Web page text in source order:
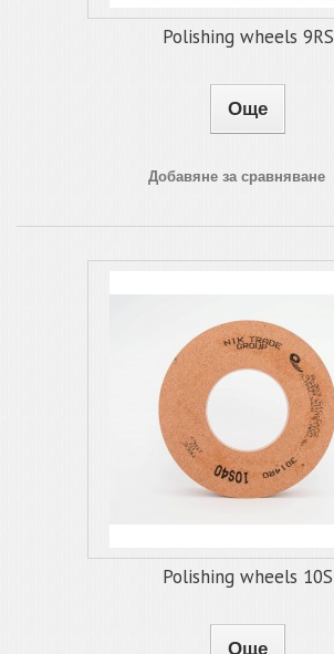
Polishing wheels 9RS
Още
Добавяне за сравняване
Polishing wheels 10S
Още